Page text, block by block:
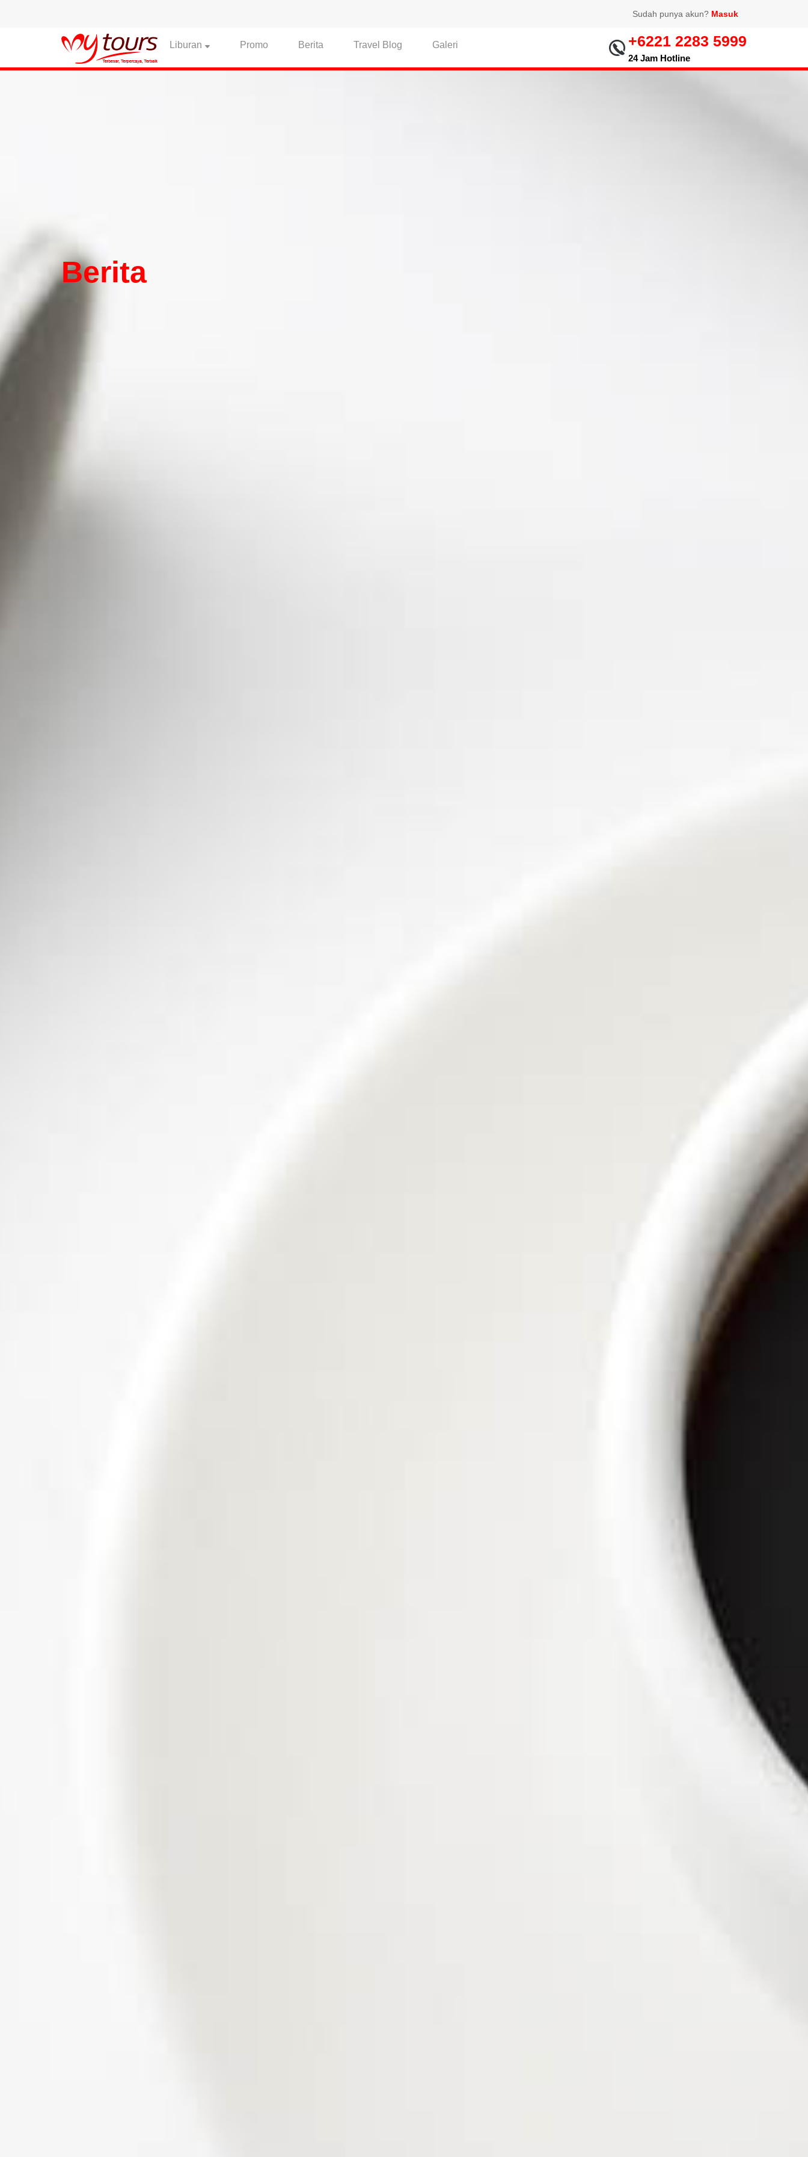
Sudah punya akun? Masuk
Liburan Promo Berita Travel Blog Galeri +6221 2283 5999
24 Jam Hotline
Berita